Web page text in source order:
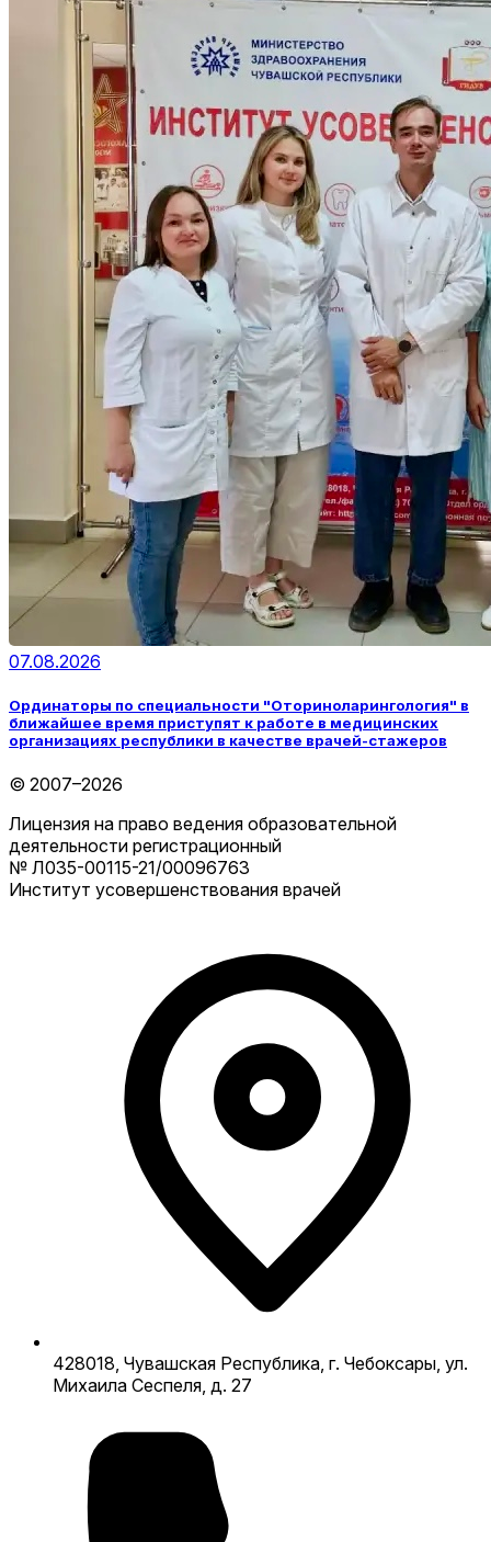
07.08.2026
Ординаторы по специальности "Оториноларингология" в
ближайшее время приступят к работе в медицинских
организациях республики в качестве врачей-стажеров
© 2007–2026
Лицензия на право ведения образовательной
деятельности регистрационный
№ Л035-00115-21/00096763
Институт усовершенствования врачей
428018, Чувашская Республика, г. Чебоксары, ул.
Михаила Сеспеля, д. 27